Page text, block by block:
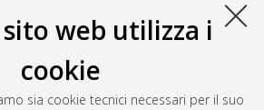
web utilizza i
cookie
sia cookie tecnici necessari per il suo